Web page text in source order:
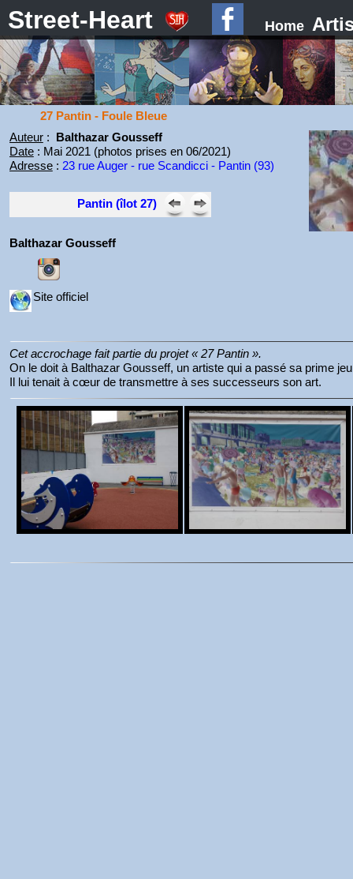
Street-Heart Home
27 Pantin - Foule Bleue
Auteur: Balthazar Gousseff
Date: Mai 2021 (photos prises en 06/2021)
Adresse: 23 rue Auger - rue Scandicci - Pantin (93)
Pantin (îlot 27)
Balthazar Gousseff
Site officiel
Cet accrochage fait partie du projet « 27 Pantin ».
On le doit à Balthazar Gousseff, un artiste qui a passé sa prime
Il lui tenait à cœur de transmettre à ses successeurs son art.